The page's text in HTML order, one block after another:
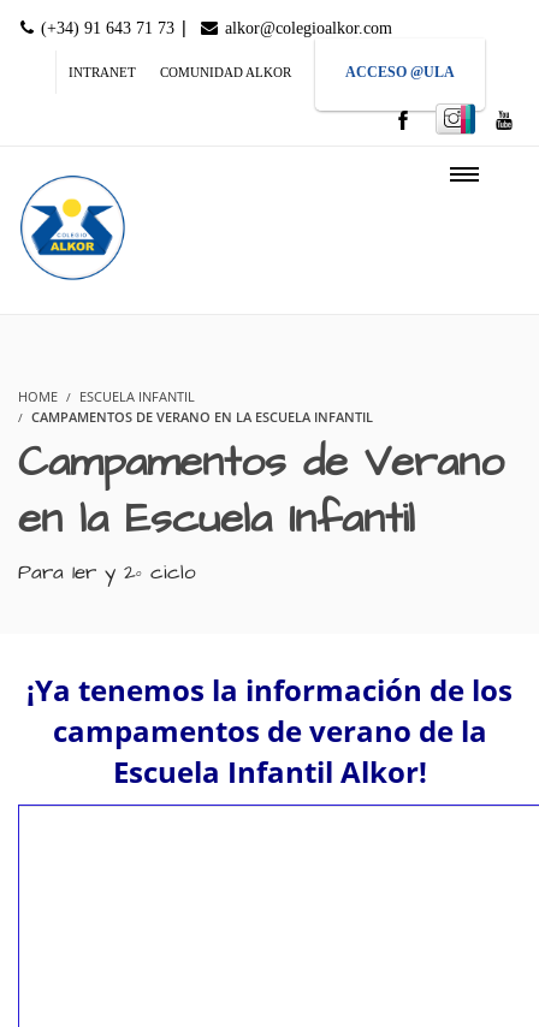
(+34) 91 643 71 73 | alkor@colegioalkor.com
INTRANET COMUNIDAD ALKOR ACCESO @ULA
HOME
ESCUELA INFANTIL
CAMPAMENTOS DE VERANO EN LA ESCUELA INFANTIL
Campamentos de Verano
en la Escuela Infantil
Para 1er y 2º ciclo
¡Ya tenemos la información de los
campamentos de verano de la
Escuela Infantil Alkor!